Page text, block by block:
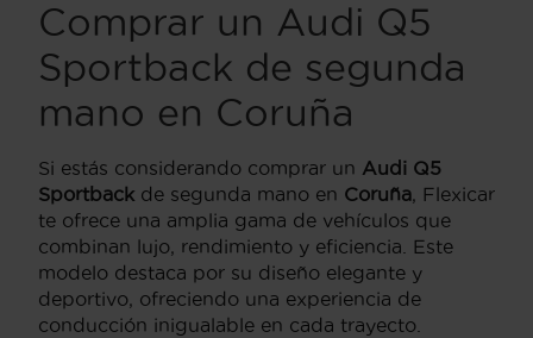
Comprar un Audi Q5
Sportback de segunda
mano en Coruña
Si estás considerando comprar un Audi Q5
Sportback de segunda mano en Coruña, Flexicar
te ofrece una amplia gama de vehículos que
combinan lujo, rendimiento y eficiencia. Este
modelo destaca por su diseño elegante y
deportivo, ofreciendo una experiencia de
conducción inigualable en cada trayecto.